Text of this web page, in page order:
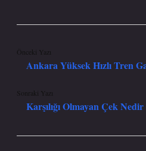
Önceki Yazı
Ankara Yüksek Hızlı Tren
Sonraki Yazı
Karşılığı Olmayan Çek Nedir